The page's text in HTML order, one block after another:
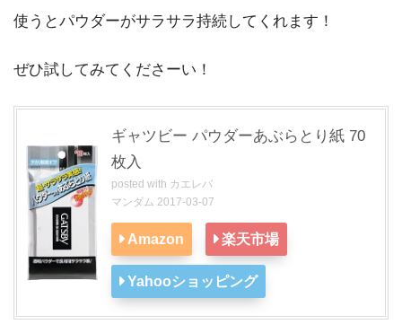
使うとパウダーがサラサラ持続してくれます！
ぜひ試してみてくださーい！
ギャツビー パウダーあぶらとり紙 70
枚入
posted with カエレバ
マンダム 2017-03-07
Amazon 楽天市場
Yahooショッピング